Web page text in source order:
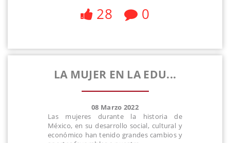
28 0
LA MUJER EN LA EDU...
08 Marzo 2022
Las mujeres durante la historia de
México, en su desarrollo social, cultural y
económico han tenido grandes cambios y